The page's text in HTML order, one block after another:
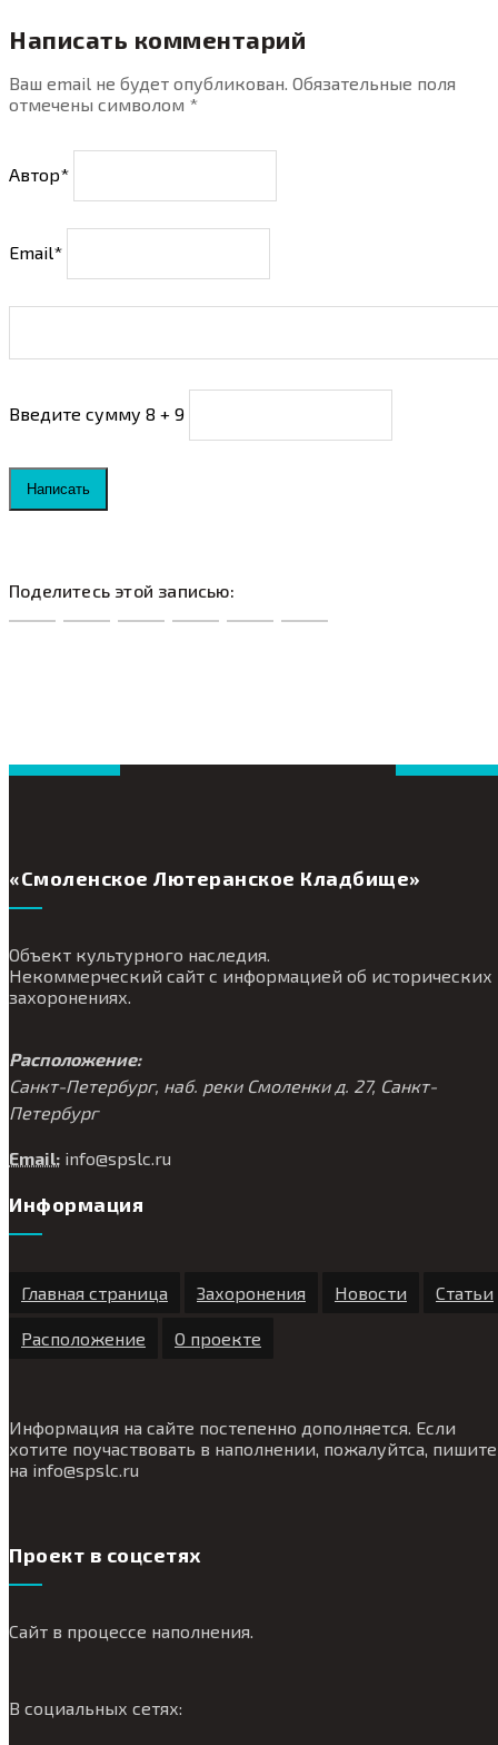
Написать комментарий
Ваш email не будет опубликован. Обязательные поля
отмечены символом *
Автор*
Email*
Введите сумму 8 + 9
Написать
Поделитесь этой записью:
«Смоленское Лютеранское Кладбище»
Объект культурного наследия.
Некоммерческий сайт с информацией об исторических
захоронениях.
Расположение:
Санкт-Петербург, наб. реки Смоленки д. 27, Санкт-
Петербург
Email: info@spslc.ru
Информация
Главная страница Захоронения Новости Статьи
Расположение О проекте
Информация на сайте постепенно дополняется. Если
хотите поучаствовать в наполнении, пожалуйтса, пишите
на info@spslc.ru
Проект в соцсетях
Сайт в процессе наполнения.
В социальных сетях: